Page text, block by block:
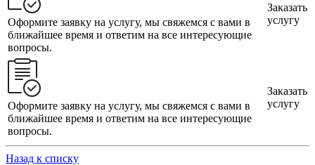
Оформите заявку на услугу, мы свяжемся с вами в
ближайшее время и ответим на все интересующие
вопросы.
Заказать
услугу
Оформите заявку на услугу, мы свяжемся с вами в
ближайшее время и ответим на все интересующие
вопросы.
Заказать
услугу
Назад к списку